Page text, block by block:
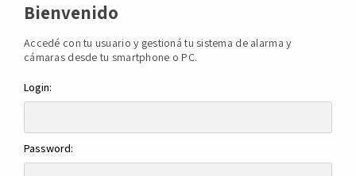
Novedades
Contacto
Bienvenido
Accedé con tu usuario y gestioná tu sistema de alarma y
cámaras desde tu smartphone o PC.
Login:
Password: